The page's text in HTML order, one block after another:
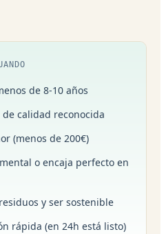
de 8-10 años
de calidad reconocida
(menos de 200€)
o encaja perfecto en
y ser sostenible
rápida (en 24h está listo)